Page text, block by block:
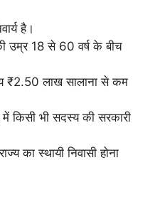
है।
उम्र 18 से 60 वर्ष के बीच
₹2.50 लाख सालाना से कम
में किसी भी सदस्य की सरकारी
का स्थायी निवासी होना